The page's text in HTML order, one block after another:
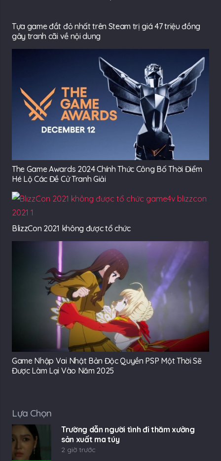
Tựa game đắt đỏ nhất trên Steam trị giá 47 triệu đồng
gây tranh cãi về nội dung
The Game Awards 2024 Chính Thức Công Bố Thời Điểm
Hé Lộ Các Đề Cử Tranh Giải
BlizzCon 2021 không được tổ chức
Game Nhập Vai Nhật Bản Độc Quyền PSP Một Thời Sẽ
Được Làm Lại Vào Năm 2025
Lựa Chọn
Trường dẫn người tình đi thăm xưởng
sản xuất ma túy
2 giờ trước